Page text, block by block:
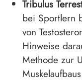
Tribulus
bei Sportlern
von
Hinweise
Methode zur